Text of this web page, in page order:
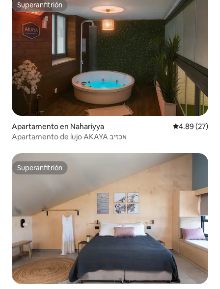
Superanfitrión
Superanfitrión
Apartamento en Nahariyya Calificación
4.89 (27)
Apartamento de lujo AKAYA אכזיב
Superanfitrión
Superanfitrión